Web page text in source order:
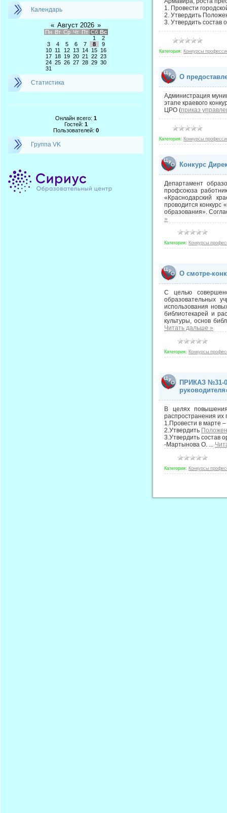
Календарь
« Август 2026 »
Пн Вт Ср Чт Пт Сб Вс
1
2
3
4 5 6 7 8
9
10
11 12 13 14 15
16
17
18 19 20 21 22 23
24 25 26 27 28 29 30
31
Статистика
Онлайн всего: 1
Гостей: 1
Пользователей: 0
Группа VK
1. Провести
2. Утвердить
3. Утвердить состав
Категория: Конкурсы
О
Администрация
этапе краевого
ЦРО (приказ
Категория: Конкурсы
Конкурс
Департамент
профсоюза
«Краснодарский
проводится конкурс
образования».
»
Категория: Конкурсы
О смотре-
С целью
образовательных
использования
библиотекарей и
культуры, основ
Читать дальше »
Категория: Конкурсы
ПРИКАЗ №31-
В целях
распространения их
1.Провести в марте
2.Утвердить
3.Утвердить состав
-Мартынова О. ...
Категория: Конкурсы